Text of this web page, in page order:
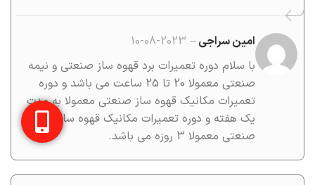
امین سراجی–
2023-08-10
با سلام دوره تعمیرات برد قهوه ساز صنعتی و نیمه
صنعتی معمولا 20 تا 25 ساعت می باشد و دوره
تعمیرات مکانیک قهوه ساز صنعتی معمولا به مدت
یک هفته و دوره تعمیرات مکانیک قهوه ساز نیمه
صنعتی معمولا 3 روزه می باشد.